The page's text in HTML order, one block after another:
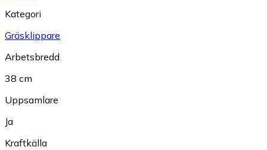
Kategori
Gräsklippare
Arbetsbredd
38 cm
Uppsamlare
Ja
Kraftkälla